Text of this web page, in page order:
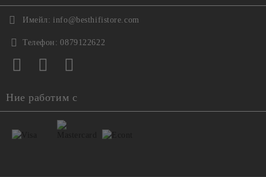
Имейл: info@besthifistore.com
Телефон: 0879122622
Ние работим с